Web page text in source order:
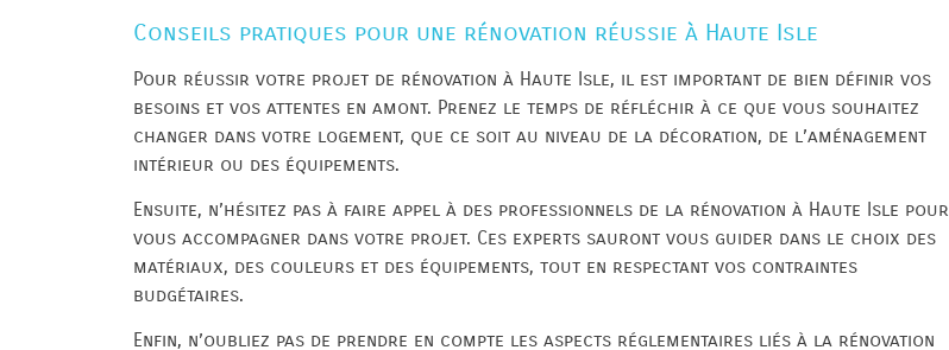
Conseils pratiques pour une rénovation réussie à Haute Isle
Pour réussir votre projet de rénovation à Haute Isle, il est important de bien définir vos
besoins et vos attentes en amont. Prenez le temps de réfléchir à ce que vous souhaitez
changer dans votre logement, que ce soit au niveau de la décoration, de l’aménagement
intérieur ou des équipements.
Ensuite, n’hésitez pas à faire appel à des professionnels de la rénovation à Haute Isle pour
vous accompagner dans votre projet. Ces experts sauront vous guider dans le choix des
matériaux, des couleurs et des équipements, tout en respectant vos contraintes
budgétaires.
Enfin, n’oubliez pas de prendre en compte les aspects réglementaires liés à la rénovation